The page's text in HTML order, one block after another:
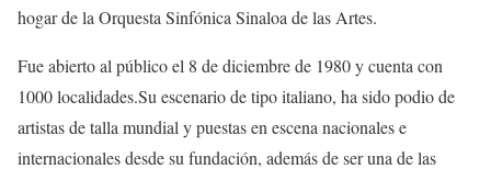
hogar de la OrquestaSinfónica Sinaloa de las Artes.
Fue abierto al público el 8 de diciembre de 1980 y cuenta con
1000 localidades.Su escenario de tipo italiano, ha sido podio de
artistas de talla mundial y puestas en escena nacionalese
internacionalesdesde su fundación, además de ser una de las